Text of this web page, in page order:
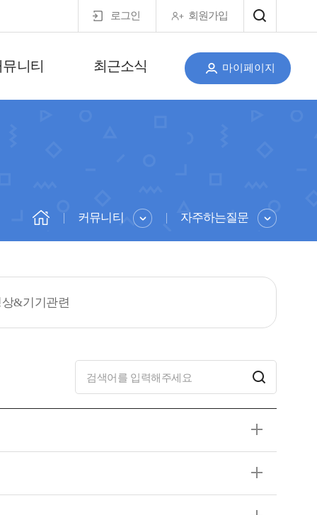
로그인 회원가입
마이페이지
니티 최근소식
커뮤니티 자주하는질문
&기기관련